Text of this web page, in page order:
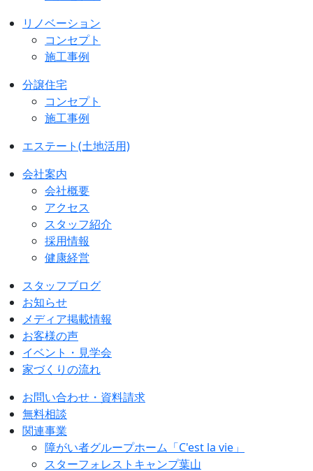
リノベーション
コンセプト
施工事例
分譲住宅
コンセプト
施工事例
エステート(土地活用)
会社案内
会社概要
アクセス
スタッフ紹介
採用情報
健康経営
スタッフブログ
お知らせ
メディア掲載情報
お客様の声
イベント・見学会
家づくりの流れ
お問い合わせ・資料請求
無料相談
関連事業
障がい者グループホーム「C'est la vie」
スターフォレストキャンプ葉山